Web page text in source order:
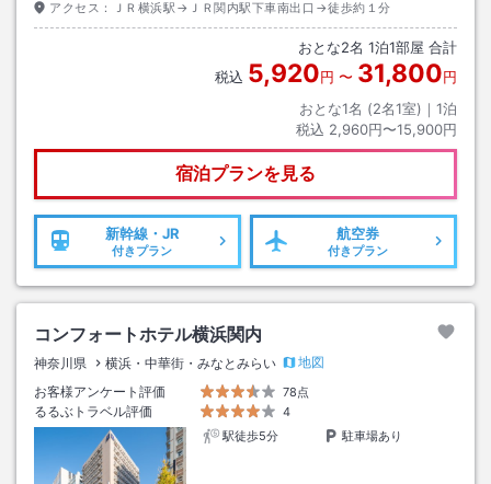
アクセス： ＪＲ横浜駅→ＪＲ関内駅下車南出口→徒歩約１分
おとな2名 1泊1部屋 合計
税込 5,920円 〜 31,800円
おとな1名 (2名1室)｜ 1泊
税込 2,960円〜15,900円
宿泊プランを見る
新幹線・JR
付きプラン
航空券
付きプラン
コンフォートホテル横浜関内
神奈川県 横浜・中華街・みなとみらい
地図
お客様アンケート評価
78点
るるぶトラベル評価
4
駅徒歩5分
駐車場あり